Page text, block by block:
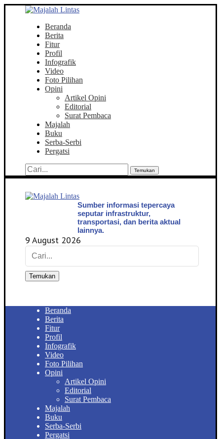
Beranda
Berita
Fitur
Profil
Infografik
Video
Foto Pilihan
Opini
Artikel Opini
Editorial
Surat Pembaca
Majalah
Buku
Serba-Serbi
Pergatsi
Temukan
Sumber informasi tepercaya
seputar infrastruktur,
transportasi, dan berita aktual
lainnya.
9 August 2026
Temukan
Beranda
Berita
Fitur
Profil
Infografik
Video
Foto Pilihan
Opini
Artikel Opini
Editorial
Surat Pembaca
Majalah
Buku
Serba-Serbi
Pergatsi